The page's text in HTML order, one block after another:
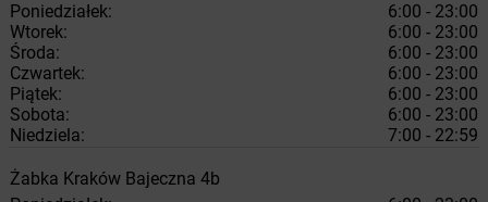
Poniedziałek:
6:00 - 23:00
Wtorek:
6:00 - 23:00
Środa:
6:00 - 23:00
Czwartek:
6:00 - 23:00
Piątek:
6:00 - 23:00
Sobota:
6:00 - 23:00
Niedziela:
7:00 - 22:59
Żabka Kraków Bajeczna 4b